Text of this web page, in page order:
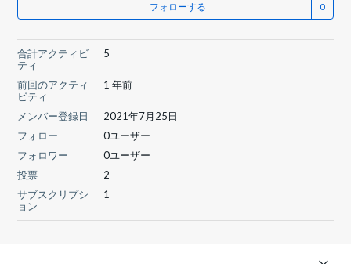
フォローする
合計アクティビ
ティ
5
前回のアクティ
ビティ
1 年前
メンバー登録日
2021年7月25日
フォロー
0ユーザー
フォロワー
0ユーザー
投票
2
サブスクリプシ
ョン
1